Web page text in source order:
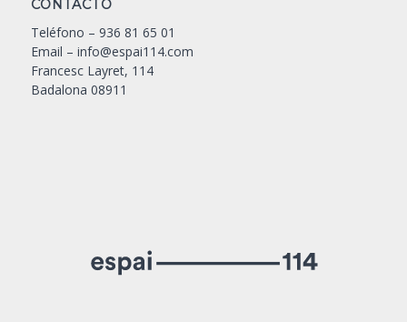
CONTACTO
Teléfono – 936 81 65 01
Email – info@espai114.com
Francesc Layret, 114
Badalona 08911